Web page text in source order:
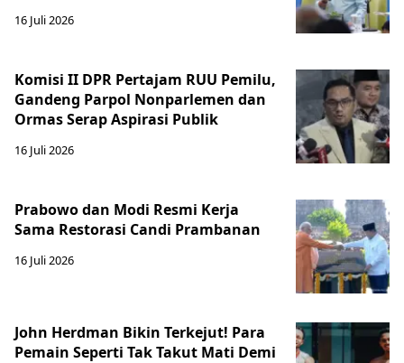
16 Juli 2026
Komisi II DPR Pertajam RUU Pemilu,
Gandeng Parpol Nonparlemen dan
Ormas Serap Aspirasi Publik
16 Juli 2026
Prabowo dan Modi Resmi Kerja
Sama Restorasi Candi Prambanan
16 Juli 2026
John Herdman Bikin Terkejut! Para
Pemain Seperti Tak Takut Mati Demi